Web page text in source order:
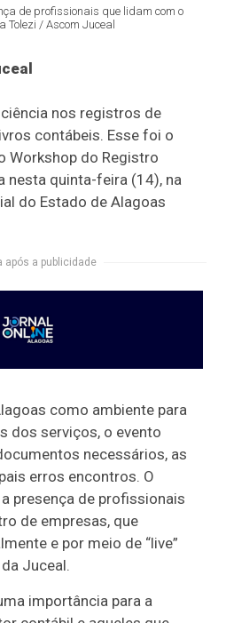
de profissionais que lidam com o
/ Ascom Juceal
nos registros de
contábeis. Esse foi o
Workshop do Registro
nesta quinta-feira (14), na
do Estado de Alagoas
após a publicidade
como ambiente para
dos serviços, o evento
necessários, as
erros encontros. O
presença de profissionais
de empresas, que
e por meio de “live”
Juceal.
importância para a